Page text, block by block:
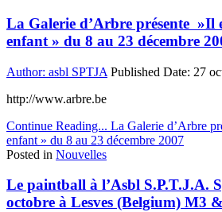
La Galerie d’Arbre présente »Il
enfant » du 8 au 23 décembre
Author: asbl SPTJA Published Date: 27
http://www.arbre.be
Continue Reading... La Galerie d’Arbre
enfant » du 8 au 23 décembre 2007
Posted in Nouvelles
Le paintball à l’Asbl S.P.T.J.A.
octobre à Lesves (Belgium) M3